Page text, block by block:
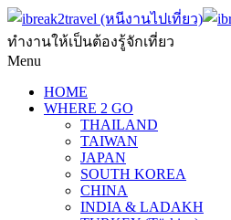
ทำงานให้เป็นต้องรู้จักเที่ยว
Menu
HOME
WHERE 2 GO
THAILAND
TAIWAN
JAPAN
SOUTH KOREA
CHINA
INDIA & LADAKH